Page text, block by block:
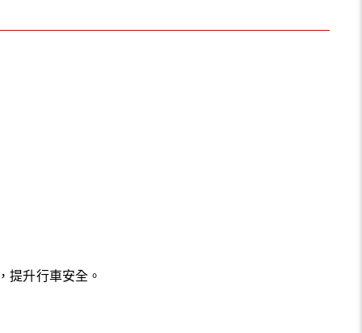
提升行車安全。